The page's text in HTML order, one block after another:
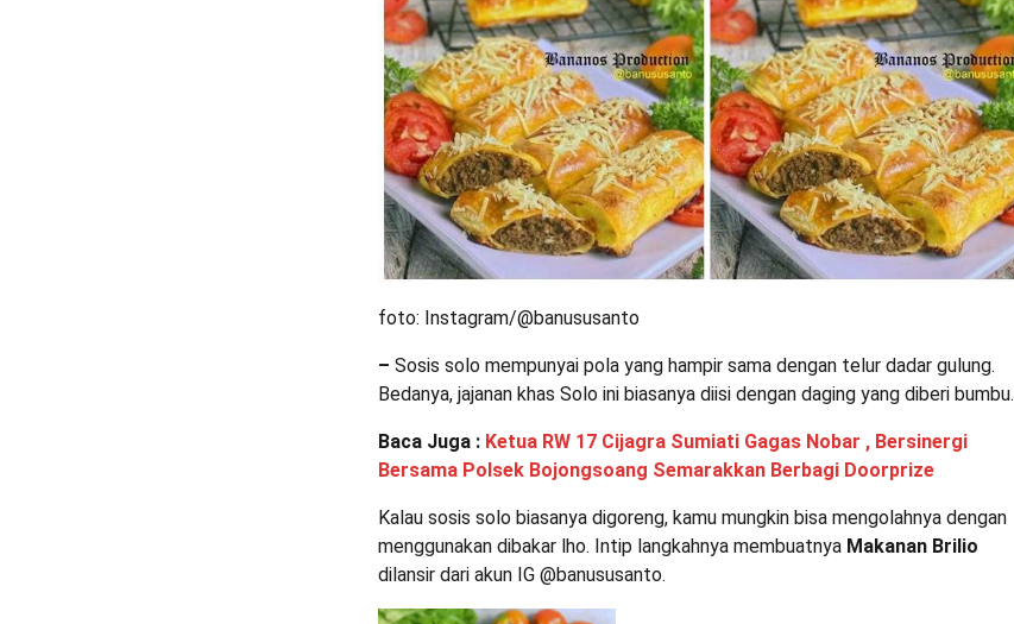
foto: Instagram/@banususanto
– Sosis solo mempunyai pola yang hampir sama dengan telur dadar gulung.
Bedanya, jajanan khas Solo ini biasanya diisi dengan daging yang diberi bumbu.
Baca Juga : Ketua RW 17 Cijagra Sumiati Gagas Nobar , Bersinergi
Bersama Polsek Bojongsoang Semarakkan Berbagi Doorprize
Kalau sosis solo biasanya digoreng, kamu mungkin bisa mengolahnya dengan
menggunakan dibakar lho. Intip langkahnya membuatnya Makanan Brilio
dilansir dari akun IG @banususanto.